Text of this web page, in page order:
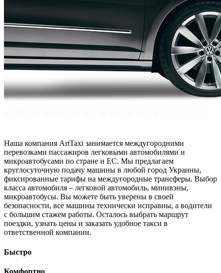
Наша компания ArtTaxi занимается междугородними
перевозками пассажиров легковыми автомобилями и
микроавтобусами по стране и ЕС. Мы предлагаем
круглосуточную подачу машины в любой город Украины,
фиксированные тарифы на междугородные трансферы. Выбор
класса автомобиля – легковой автомобиль, минивэны,
микроавтобусы. Вы можете быть уверены в своей
безопасности, все машины технически исправны, а водители
с большим стажем работы. Осталось выбрать маршрут
поездки, узнать цены и заказать удобное такси в
ответственной компании.
Быстро
Комфортно